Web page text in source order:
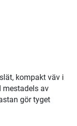
kompakt väv i
mestadels av
gör tyget